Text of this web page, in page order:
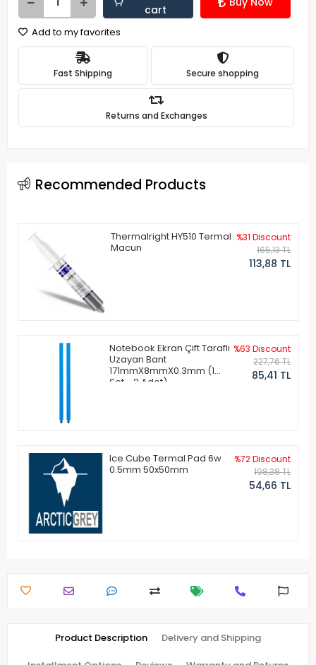
cart
Add to my favorites
Fast Shipping Secure shopping
Returns and Exchanges
Recommended Products
Thermalright HY510 Termal
Macun
%31 Discount
165,13 TL
113,88 TL
Notebook Ekran Çift Taraflı
Uzayan Bant
171mmX8mmX0.3mm (1
Set - 2 Adet)
%63 Discount
227,76 TL
85,41 TL
Ice Cube Termal Pad 6w
0.5mm 50x50mm
%72 Discount
198,38 TL
54,66 TL
Product Description Delivery and Shipping